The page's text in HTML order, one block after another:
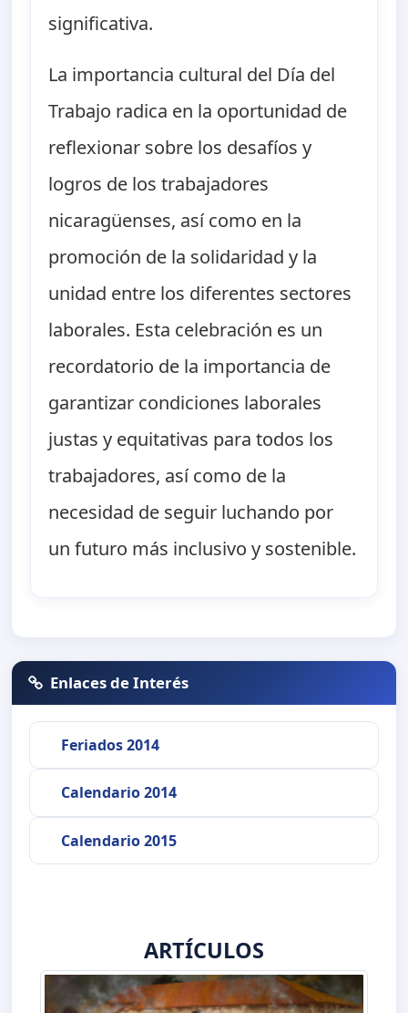
significativa.
La importancia cultural del Día del
Trabajo radica en la oportunidad de
reflexionar sobre los desafíos y
logros de los trabajadores
nicaragüenses, así como en la
promoción de la solidaridad y la
unidad entre los diferentes sectores
laborales. Esta celebración es un
recordatorio de la importancia de
garantizar condiciones laborales
justas y equitativas para todos los
trabajadores, así como de la
necesidad de seguir luchando por
un futuro más inclusivo y sostenible.
Enlaces de Interés
Feriados 2014
Calendario 2014
Calendario 2015
ARTÍCULOS